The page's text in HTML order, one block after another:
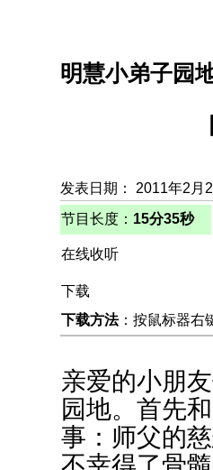
明慧小弟子园
发表日期： 2011年2月
节目长度： 15分35秒
在线收听
下载
下载方法：按鼠标器右
亲爱的小朋
园地。首先
事：师父的